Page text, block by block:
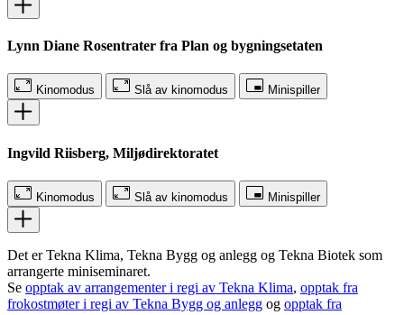
Lynn Diane Rosentrater fra Plan og bygningsetaten
Kinomodus Slå av kinomodus Minispiller
Ingvild Riisberg, Miljødirektoratet
Kinomodus Slå av kinomodus Minispiller
Det er Tekna Klima, Tekna Bygg og anlegg og Tekna Biotek som
arrangerte miniseminaret.
Se opptak av arrangementer i regi av Tekna Klima, opptak fra
frokostmøter i regi av Tekna Bygg og anlegg og opptak fra